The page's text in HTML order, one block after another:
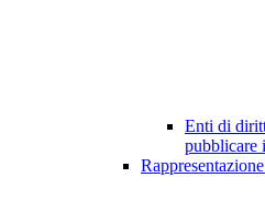
Enti di
pubblicare